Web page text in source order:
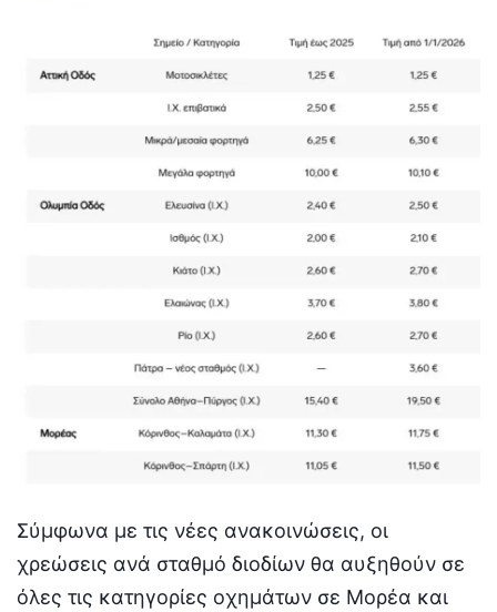
Σύμφωνα με τις νέες ανακοινώσεις, οι
χρεώσεις ανά σταθμό διοδίων θα αυξηθούν σε
όλες τις κατηγορίες οχημάτων σε Μορέα και